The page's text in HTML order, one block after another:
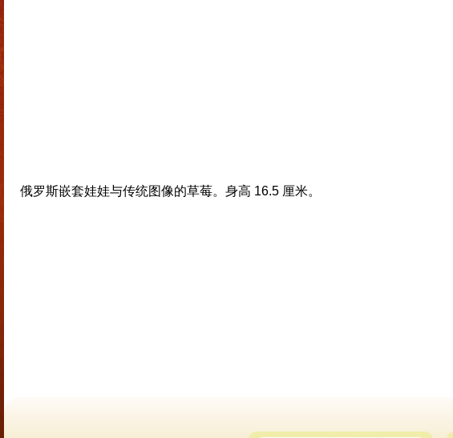
俄罗斯嵌套娃娃与传统图像的草莓。身高 16.5 厘米。